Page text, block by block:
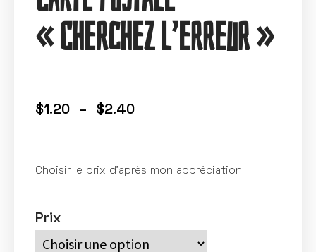
« Cherchez l’erreur »
$1.20 – $2.40
Choisir le prix d’après mon appréciation
Prix